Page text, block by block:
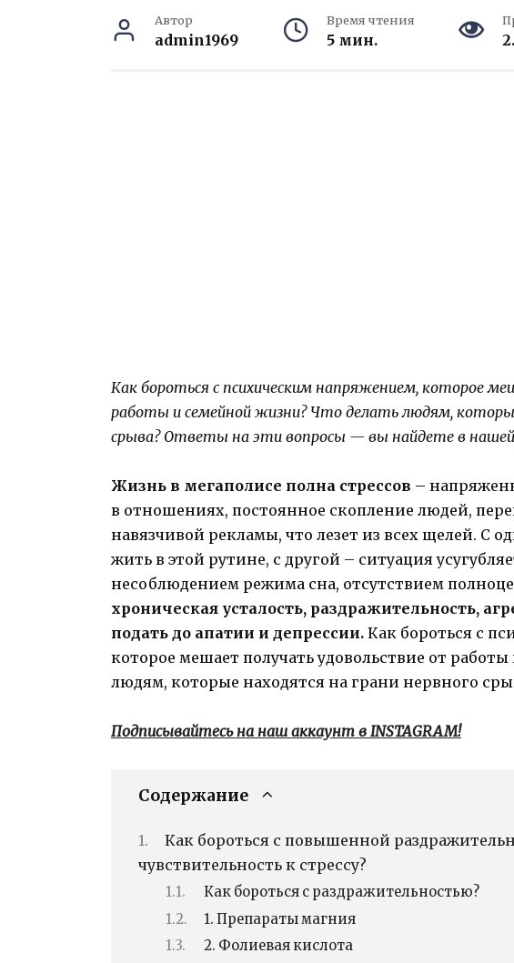
Автор
admin1969
Время чтения
5 мин.
Как бороться с психическим напряжением, которое
работы и семейной жизни? Что делать людям,
срыва? Ответы на эти вопросы — вы найдете в
Жизнь в мегаполисе полна стрессов –
в отношениях, постоянное скопление людей,
навязчивой рекламы, что лезет из всех щелей. С
жить в этой рутине, с другой – ситуация
несоблюдением режима сна, отсутствием
хроническая усталость, раздражительность,
подать до апатии и депрессии. Как бороться с
которое мешает получать удовольствие от
людям, которые находятся на грани нервного
Подписывайтесь на наш аккаунт в INSTAGRAM!
Содержание
Как бороться с повышенной
чувствительность к стрессу?
Как бороться с раздражительностью?
1. Препараты магния
2. Фолиевая кислота